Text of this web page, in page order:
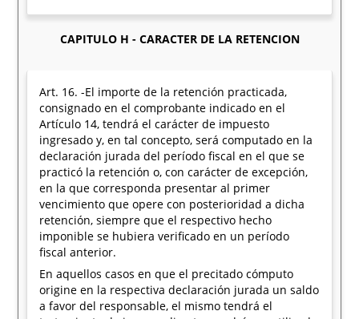
CAPITULO H - CARACTER DE LA RETENCION
Art. 16. -El importe de la retención practicada,
consignado en el comprobante indicado en el
Artículo 14, tendrá el carácter de impuesto
ingresado y, en tal concepto, será computado en la
declaración jurada del período fiscal en el que se
practicó la retención o, con carácter de excepción,
en la que corresponda presentar al primer
vencimiento que opere con posterioridad a dicha
retención, siempre que el respectivo hecho
imponible se hubiera verificado en un período
fiscal anterior.
En aquellos casos en que el precitado cómputo
origine en la respectiva declaración jurada un saldo
a favor del responsable, el mismo tendrá el